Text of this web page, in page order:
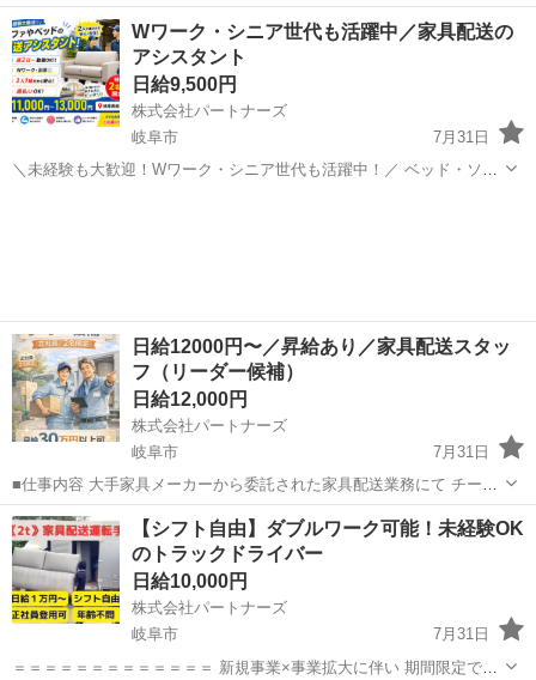
金 などから選べます [勤務地・最寄駅]： 岐阜県瑞穂市 【派遣元】株
式会社G&G [職種名]：配達・配送 [求人概要]：...
岐阜 瑞穂市
Wワーク・シニア世代も活躍中／家具配送の
アシスタント
日給9,500円
株式会社パートナーズ
岐阜市
7月31日
＼未経験も大歓迎！Wワーク・シニア世代も活躍中！／ ベッド・ソフ
日給12000円〜／昇給あり／家具配送スタッ
フ（リーダー候補）
日給12,000円
株式会社パートナーズ
岐阜市
7月31日
■仕事内容 大手家具メーカーから委託された家具配送業務にて チーフ
（現場責任者）として活躍していただきます。 ・2tトラックでソファ
やベッドなどを個人宅へ配送 ・助手スタッフと2人1組で対応 ・設置・
組立・搬入...
岐阜 岐阜市 スタッフ
【シフト自由】ダブルワーク可能！未経験OK
のトラックドライバー
日給10,000円
株式会社パートナーズ
岐阜市
7月31日
＝＝＝＝＝＝＝＝＝＝＝＝＝ 新規事業×事業拡大に伴い 期間限定で未